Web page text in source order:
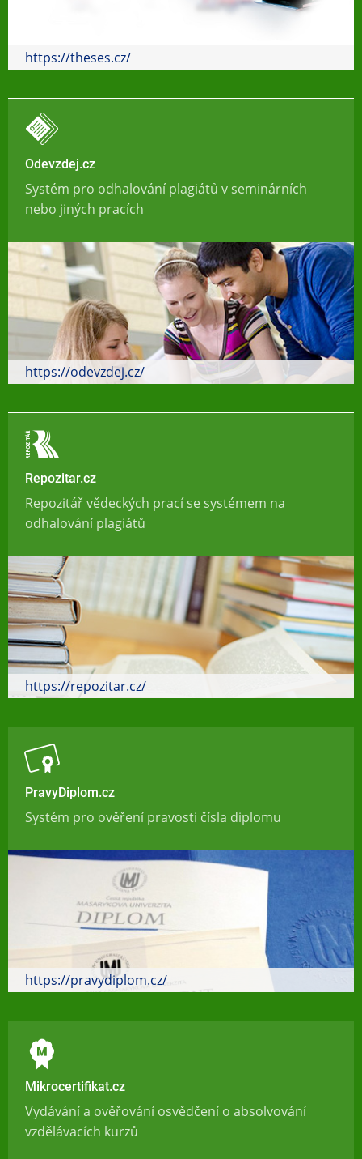
https://theses.cz/
Odevzdej.cz
Systém pro odhalování plagiátů v seminárních
nebo jiných pracích
https://odevzdej.cz/
Repozitar.cz
Repozitář vědeckých prací se systémem na
odhalování plagiátů
https://repozitar.cz/
PravyDiplom.cz
Systém pro ověření pravosti čísla diplomu
https://pravydiplom.cz/
Mikrocertifikat.cz
Vydávání a ověřování osvědčení o absolvování
vzdělávacích kurzů